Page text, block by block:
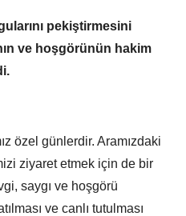
pekiştirmesini
ve hoşgörünün hakim
özel günlerdir. Aramızdaki
ziyaret etmek için de bir
saygı ve hoşgörü
ve canlı tutulması